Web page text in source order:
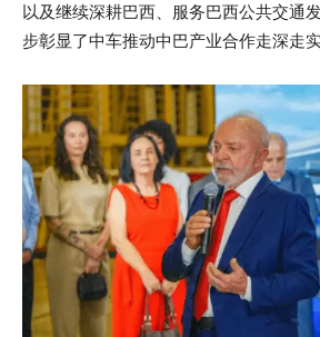
以及继续深耕巴西、服务巴西公共交通
步彰显了中车推动中巴产业合作走深走实